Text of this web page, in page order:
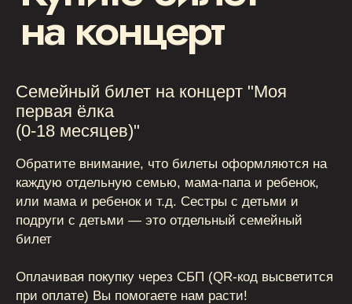
Семейный билет на концерт "Моя
первая ёлка
(0-18 месяцев)"
Обратите внимание, что билеты оформляются на
каждую отдельную семью, мама-папа и ребенок,
или мама и ребенок и т.д. Сестры с детьми и
подруги с детьми — это отдельный семейный
билет
Оплачивая покупку через СБП (QR-код высветится
при оплате) Вы помогаете нам расти!